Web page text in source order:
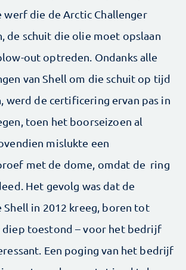
werf die de Arctic Challenger
de schuit die olie moet opslaan
out optreden. Ondanks alle
van Shell om die schuit op tijd
werd de certificering ervan pas in
toen het boorseizoen al
mislukte een
met de dome, omdat de ring
Het gevolg was dat de
Shell in 2012 kreeg, boren tot
diep toestond – voor het bedrijf
Een poging van het bedrijf